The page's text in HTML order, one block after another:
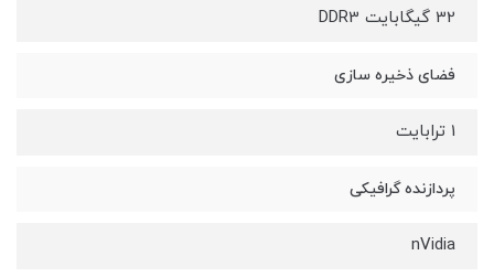
32 گیگابایت DDR3
فضای ذخیره سازی
1 ترابایت
پردازنده گرافیکی
nVidia